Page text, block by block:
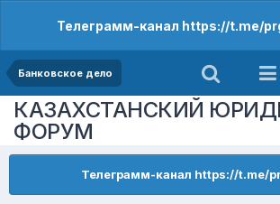
Телеграмм-канал https://t.me/
Банковское дело
КАЗАХСТАНСКИЙ
ФОРУМ
Телеграмм-канал https://t.me/